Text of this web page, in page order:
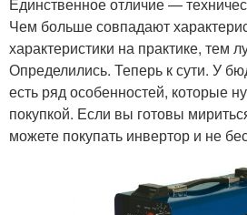
Чем больше совпадают
характеристики на практике, тем
Определились. Теперь к сути. У
есть ряд особенностей, которые
покупкой. Если вы готовы
можете покупать инвертор и не